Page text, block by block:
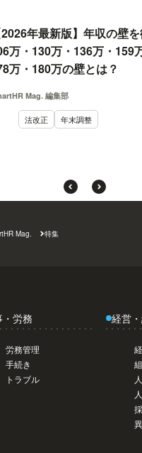
2026年最新版】年収の壁
万・130万・136万・159
万・180万の壁とは？
Mag. 編集部
法改正 年末調整
Mag. 特集
労務
労務管理
手続き
トラブル
経営